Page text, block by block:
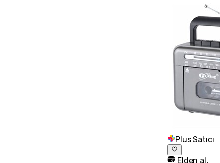
Plus Satıcı
Elden al,